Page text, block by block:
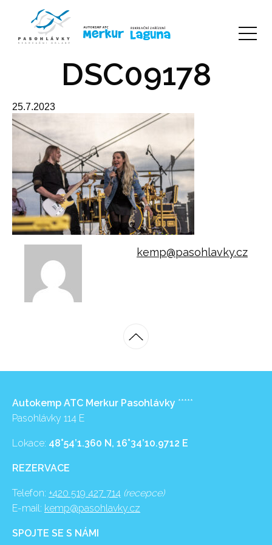
DSC09178
25.7.2023
kemp@pasohlavky.cz
Autokemp ATC Merkur Pasohlávky *****
Pasohlávky 114 E
Lokace: 48°54’1.360 N, 16°34’10.9712 E
REZERVACE
Telefon: +420 519 427 714 (recepce)
E-mail: kemp@pasohlavky.cz
SPOJTE SE S NÁMI